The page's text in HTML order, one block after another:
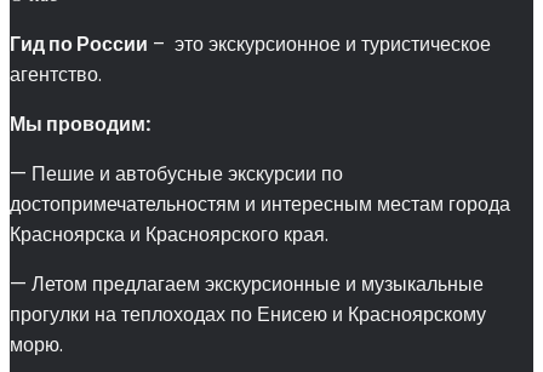
Гид по России – это экскурсионное и туристическое
агентство.
Мы проводим:
— Пешие и автобусные экскурсии по
достопримечательностям и интересным местам города
Красноярска и Красноярского края.
— Летом предлагаем экскурсионные и музыкальные
прогулки на теплоходах по Енисею и Красноярскому
морю.